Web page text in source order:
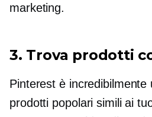
marketing.
3. Trova prodotti
Pinterest è incredibilmente
prodotti popolari simili ai